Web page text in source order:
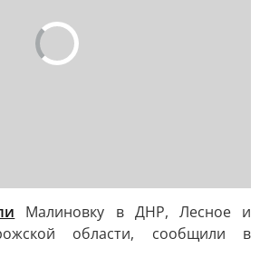
Малиновку в ДНР, Лесное и
области, сообщили в